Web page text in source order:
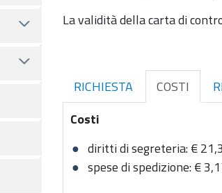
La validità della carta di
RICHIESTA COSTI
Costi
diritti di segreteria: €
spese di spedizione: €